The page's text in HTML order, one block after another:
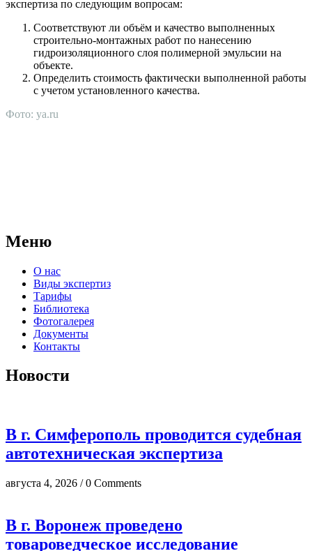
экспертиза по следующим вопросам:
Соответствуют ли объём и качество выполненных
строительно-монтажных работ по нанесению
гидроизоляционного слоя полимерной эмульсии на
объекте.
Определить стоимость фактически выполненной работы
с учетом установленного качества.
Фото: ya.ru
Меню
О нас
Виды экспертиз
Тарифы
Библиотека
Фотогалерея
Документы
Контакты
Новости
В г. Симферополь проводится судебная
автотехническая экспертиза
августа 4, 2026 / 0 Comments
В г. Воронеж проведено
товароведческое исследование